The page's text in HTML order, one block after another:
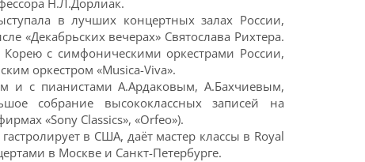
Н.Л.Дорлиак.
в лучших концертных залах России,
«Декабрьских вечерах» Святослава Рихтера.
с симфоническими оркестрами России,
оркестром «Musica-Viva».
и с пианистами А.Ардаковым, А.Бахчиевым,
собрание высококлассных записей на
«Sony Classics», «Orfeo»).
в США, даёт мастер классы в Royal
в Москве и Санкт-Петербурге.